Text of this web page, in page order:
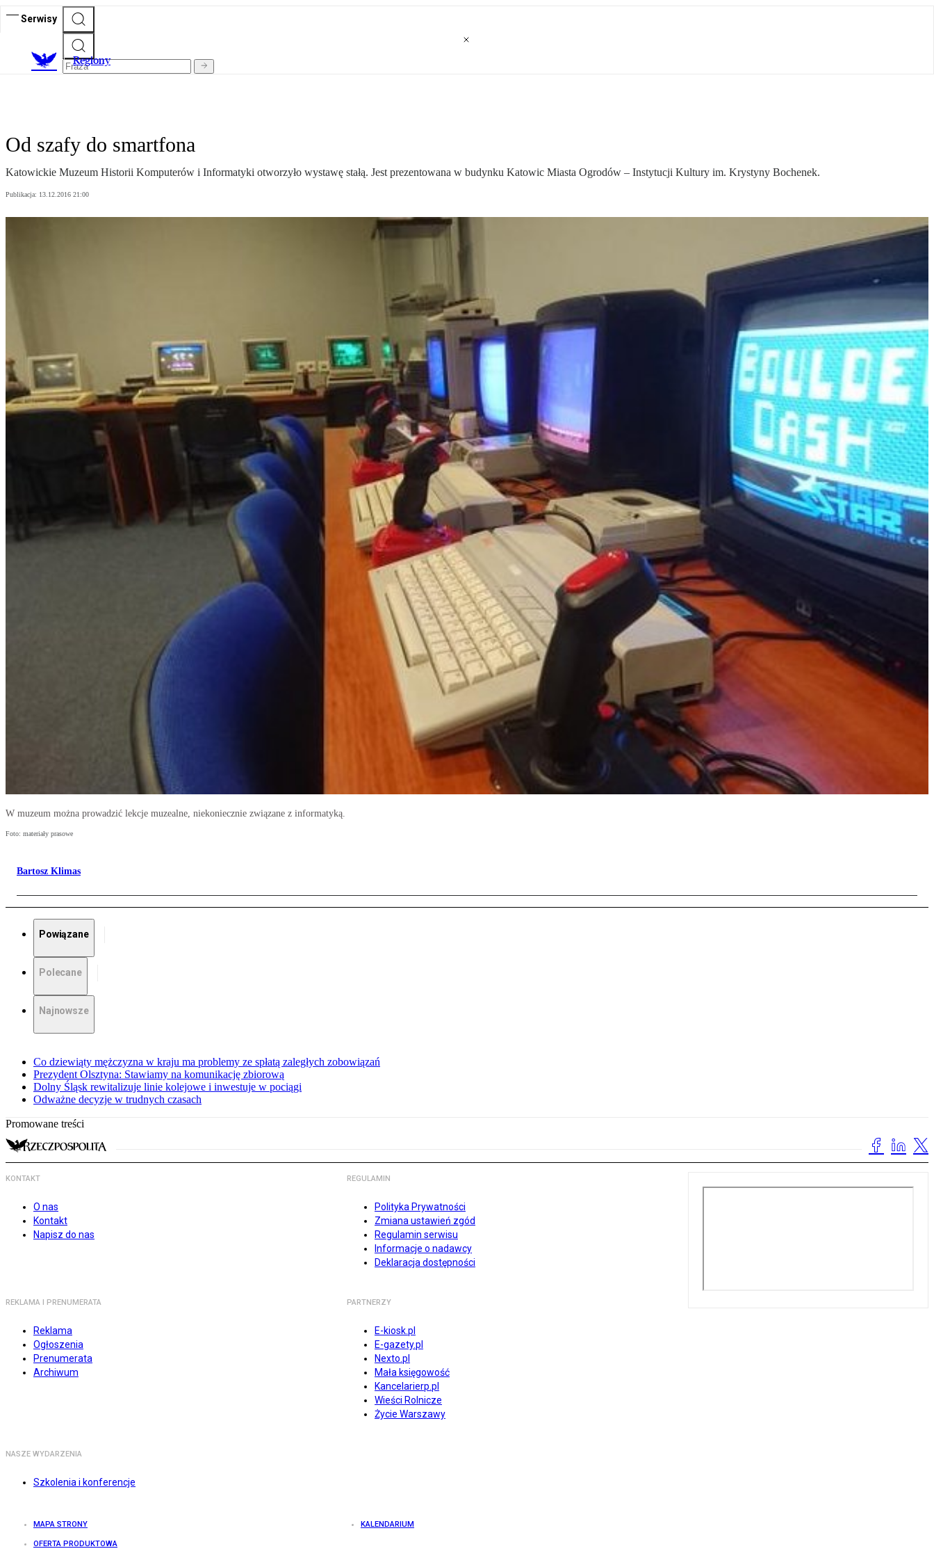
Serwisy
Regiony
Od szafy do smartfona
Katowickie Muzeum Historii Komputerów i Informatyki otworzyło wystawę stałą. Jest prezentowana w budynku Katowic Miasta Ogrodów – Instytucji Kultury im. Krystyny Bochenek.
Publikacja: 13.12.2016 21:00
W muzeum można prowadzić lekcje muzealne, niekoniecznie związane z informatyką.
Foto: materiały prasowe
Bartosz Klimas
Powiązane
Polecane
Najnowsze
Co dziewiąty mężczyzna w kraju ma problemy ze spłatą zaległych zobowiązań
Prezydent Olsztyna: Stawiamy na komunikację zbiorową
Dolny Śląsk rewitalizuje linie kolejowe i inwestuje w pociągi
Odważne decyzje w trudnych czasach
Promowane treści
KONTAKT
O nas
Kontakt
Napisz do nas
REGULAMIN
Polityka Prywatności
Zmiana ustawień zgód
Regulamin serwisu
Informacje o nadawcy
Deklaracja dostępności
REKLAMA I PRENUMERATA
Reklama
Ogłoszenia
Prenumerata
Archiwum
PARTNERZY
E-kiosk.pl
E-gazety.pl
Nexto.pl
Mała księgowość
Kancelarierp.pl
Wieści Rolnicze
Życie Warszawy
NASZE WYDARZENIA
Szkolenia i konferencje
MAPA STRONY KALENDARIUM
OFERTA PRODUKTOWA